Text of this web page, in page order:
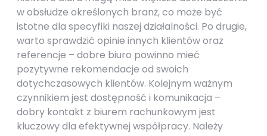
w obsłudze określonych branż, co może być
istotne dla specyfiki naszej działalności. Po drugie,
warto sprawdzić opinie innych klientów oraz
referencje – dobre biuro powinno mieć
pozytywne rekomendacje od swoich
dotychczasowych klientów. Kolejnym ważnym
czynnikiem jest dostępność i komunikacja –
dobry kontakt z biurem rachunkowym jest
kluczowy dla efektywnej współpracy. Należy